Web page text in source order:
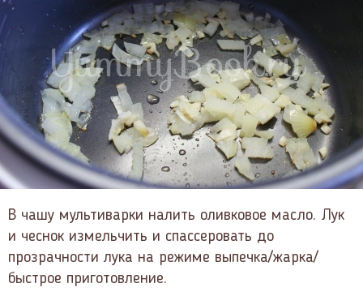
В чашу мультиварки налить оливковое масло. Лук
и чеснок измельчить и спассеровать до
прозрачности лука на режиме выпечка/жарка/
быстрое приготовление.